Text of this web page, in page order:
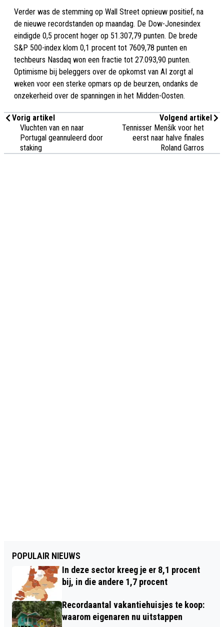
Verder was de stemming op Wall Street opnieuw positief, na
de nieuwe recordstanden op maandag. De Dow-Jonesindex
eindigde 0,5 procent hoger op 51.307,79 punten. De brede
S&P 500-index klom 0,1 procent tot 7609,78 punten en
techbeurs Nasdaq won een fractie tot 27.093,90 punten.
Optimisme bij beleggers over de opkomst van AI zorgt al
weken voor een sterke opmars op de beurzen, ondanks de
onzekerheid over de spanningen in het Midden-Oosten.
Vorig artikel
Vluchten van en naar
Portugal geannuleerd door
staking
Volgend artikel
Tennisser Menšík voor het
eerst naar halve finales
Roland Garros
POPULAIR NIEUWS
In deze sector kreeg je er 8,1 procent
bij, in die andere 1,7 procent
Recordaantal vakantiehuisjes te koop:
waarom eigenaren nu uitstappen